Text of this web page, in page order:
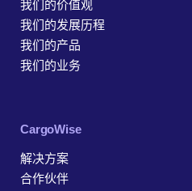
我们的价值观
我们的发展历程
我们的产品
我们的业务
‎CargoWise
解决方案
合作伙伴